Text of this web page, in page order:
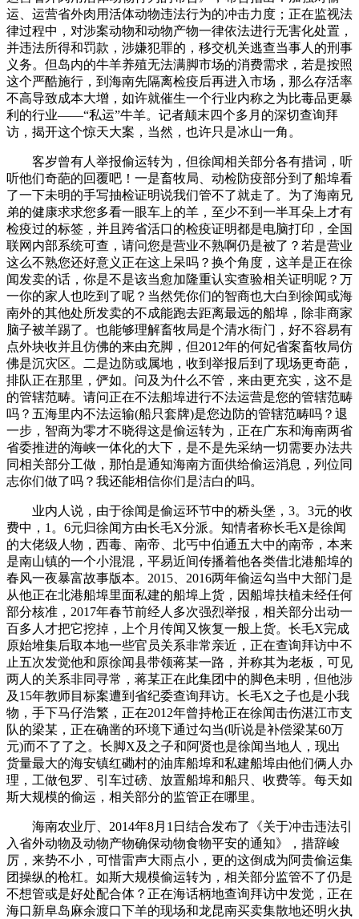
运、运营省外肉用活体动物违法行为的冲击力度；正在监视法
律过程中，对涉案动物和动物产物一律依法进行无害化处置，
并违法所得和罚款，涉嫌犯罪的，移交机关逃查当事人的刑事
义务。但岛内的牛羊养殖无法满脚市场的消费需求，若是按照
这个严酷施行，到海南先隔离检疫后再进入市场，那么存活率
不高导致成本大增，如许就催生一个行业内称之为比毒品更暴
利的行业——“私运”牛羊。记者颠末四个多月的深切查询拜
访，揭开这个惊天大案，当然，也许只是冰山一角。
客岁曾有人举报偷运转为，但徐闻相关部分各有措词，听
听他们奇葩的回覆吧！一是畜牧局、动检防疫部分到了船埠看
了一下未明的手写抽检证明说我们管不了就走了。为了海南兄
弟的健康求求您多看一眼车上的羊，至少不到一半耳朵上才有
检疫过的标签，并且跨省活口的检疫证明都是电脑打印，全国
联网内部系统可查，请问您是营业不熟啊仍是被了？若是营业
这么不熟您还好意义正在这上呆吗？换个角度，这羊是正在徐
闻发卖的话，你是不是该当愈加隆重认实查验相关证明呢？万
一你的家人也吃到了呢？当然凭你们的智商也大白到徐闻或海
南外的其他处所发卖的不成能跑去距离最远的船埠，除非商家
脑子被羊踢了。也能够理解畜牧局是个清水衙门，好不容易有
点外块收并且仿佛的来由充脚，但2012年的何妃省案畜牧局仿
佛是沉灾区。二是边防或属地，收到举报后到了现场更奇葩，
排队正在那里，俨如。问及为什么不管，来由更充实，这不是
的管辖范畴。请问正在不法船埠进行不法运营是您的管辖范畴
吗？五海里内不法运输(船只套牌)是您边防的管辖范畴吗？退
一步，智商为零才不晓得这是偷运转为，正在广东和海南两省
省委推进的海峡一体化的大下，是不是先采纳一切需要办法共
同相关部分工做，那怕是通知海南方面供给偷运消息，列位同
志你们做了吗？我还能相信你们是洁白的吗。
业内人说，由于徐闻是偷运环节中的桥头堡，3。3元的收
费中，1。6元归徐闻方由长毛X分派。知情者称长毛X是徐闻
的大佬级人物，西毒、南帝、北丐中伯通五大中的南帝，本来
是南山镇的一个小混混，平易近间传播着他各类借北港船埠的
春风一夜暴富故事版本。2015、2016两年偷运勾当中大部门是
从他正在北港船埠里面私建的船埠上货，因船埠扶植未经任何
部分核准，2017年春节前经人多次强烈举报，相关部分出动一
百多人才把它挖掉，上个月传闻又恢复一般上货。长毛X完成
原始堆集后取本地一些官员关系非常亲近，正在查询拜访中不
止五次发觉他和原徐闻县带领蒋某一路，并称其为老板，可见
两人的关系非同寻常，蒋某正在此集团中的脚色未明，但他涉
及15年教师目标案遭到省纪委查询拜访。长毛X之子也是小我
物，手下马仔浩繁，正在2012年曾持枪正在徐闻击伤湛江市支
队的梁某，正在确凿的环境下通过勾当(听说是补偿梁某60万
元)而不了了之。长脚X及之子和阿贤也是徐闻当地人，现出
货量最大的海安镇红磡村的油库船埠和私建船埠由他们俩人办
理，工做包罗、引车过磅、放置船埠和船只、收费等。每天如
斯大规模的偷运，相关部分的监管正在哪里。
海南农业厅、2014年8月1日结合发布了《关于冲击违法引
入省外动物及动物产物确保动物食物平安的通知》，措辞峻
厉，来势不小，可惜雷声大雨点小，更的这倒成为阿贵偷运集
团操纵的枪杠。如斯大规模偷运转为，相关部分监管不了仍是
不想管或是好处配合体？正在海话柄地查询拜访中发觉，正在
海口新阜岛麻余渡口下羊的现场和龙昆南买卖集散地还明火执